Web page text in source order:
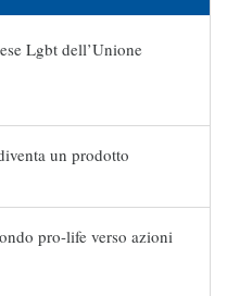
Lgbt dell’Unione
un prodotto
pro-life verso azioni